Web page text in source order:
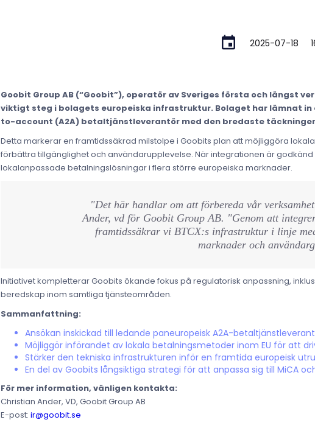
2025-07-18
Goobit Group AB (“Goobit”), operatör av Sveriges första och längst
viktigt steg i bolagets europeiska infrastruktur. Bolaget har lämnat in
to-account (A2A) betaltjänstleverantör med den bredaste
Detta markerar en framtidssäkrad milstolpe i Goobits plan att möjliggöra
förbättra tillgänglighet och användarupplevelse. När integrationen är
lokalanpassade betalningslösningar i flera större europeiska marknader.
"Det här handlar om att förbereda vår
Ander, vd för Goobit Group AB. "Genom att
framtidssäkrar vi BTCX:s infrastruktur i linje
marknader och
Initiativet kompletterar Goobits ökande fokus på regulatorisk anpassning,
beredskap inom samtliga tjänsteområden.
Sammanfattning:
Ansökan inskickad till ledande paneuropeisk A2A-
Möjliggör införandet av lokala betalningsmetoder inom EU för att
Stärker den tekniska infrastrukturen inför en framtida europeisk
En del av Goobits långsiktiga strategi för att anpassa sig till MiCA
För mer information, vänligen kontakta:
Christian Ander, VD, Goobit Group AB
E-post: ir@goobit.se